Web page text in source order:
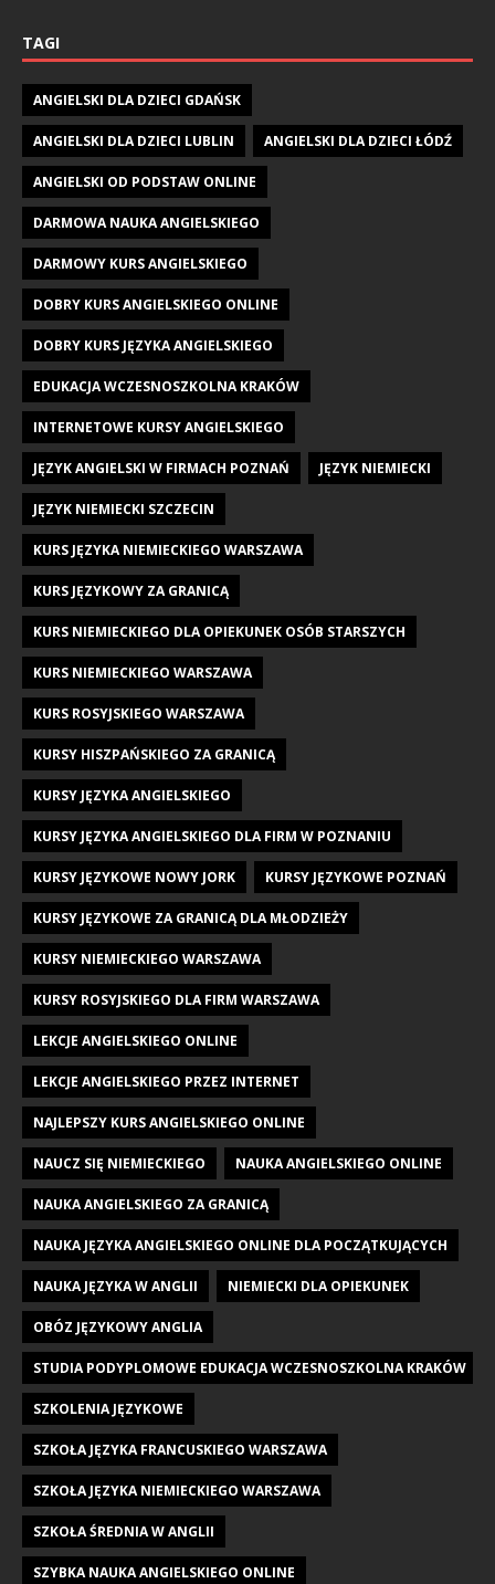
TAGI
ANGIELSKI DLA DZIECI GDAŃSK
ANGIELSKI DLA DZIECI LUBLIN ANGIELSKI DLA DZIECI ŁÓDŹ
ANGIELSKI OD PODSTAW ONLINE
DARMOWA NAUKA ANGIELSKIEGO
DARMOWY KURS ANGIELSKIEGO
DOBRY KURS ANGIELSKIEGO ONLINE
DOBRY KURS JĘZYKA ANGIELSKIEGO
EDUKACJA WCZESNOSZKOLNA KRAKÓW
INTERNETOWE KURSY ANGIELSKIEGO
JĘZYK ANGIELSKI W FIRMACH POZNAŃ JĘZYK NIEMIECKI
JĘZYK NIEMIECKI SZCZECIN
KURS JĘZYKA NIEMIECKIEGO WARSZAWA
KURS JĘZYKOWY ZA GRANICĄ
KURS NIEMIECKIEGO DLA OPIEKUNEK OSÓB STARSZYCH
KURS NIEMIECKIEGO WARSZAWA
KURS ROSYJSKIEGO WARSZAWA
KURSY HISZPAŃSKIEGO ZA GRANICĄ
KURSY JĘZYKA ANGIELSKIEGO
KURSY JĘZYKA ANGIELSKIEGO DLA FIRM W POZNANIU
KURSY JĘZYKOWE NOWY JORK KURSY JĘZYKOWE POZNAŃ
KURSY JĘZYKOWE ZA GRANICĄ DLA MŁODZIEŻY
KURSY NIEMIECKIEGO WARSZAWA
KURSY ROSYJSKIEGO DLA FIRM WARSZAWA
LEKCJE ANGIELSKIEGO ONLINE
LEKCJE ANGIELSKIEGO PRZEZ INTERNET
NAJLEPSZY KURS ANGIELSKIEGO ONLINE
NAUCZ SIĘ NIEMIECKIEGO NAUKA ANGIELSKIEGO ONLINE
NAUKA ANGIELSKIEGO ZA GRANICĄ
NAUKA JĘZYKA ANGIELSKIEGO ONLINE DLA POCZĄTKUJĄCYCH
NAUKA JĘZYKA W ANGLII NIEMIECKI DLA OPIEKUNEK
OBÓZ JĘZYKOWY ANGLIA
STUDIA PODYPLOMOWE EDUKACJA WCZESNOSZKOLNA KRAKÓW
SZKOLENIA JĘZYKOWE
SZKOŁA JĘZYKA FRANCUSKIEGO WARSZAWA
SZKOŁA JĘZYKA NIEMIECKIEGO WARSZAWA
SZKOŁA ŚREDNIA W ANGLII
SZYBKA NAUKA ANGIELSKIEGO ONLINE